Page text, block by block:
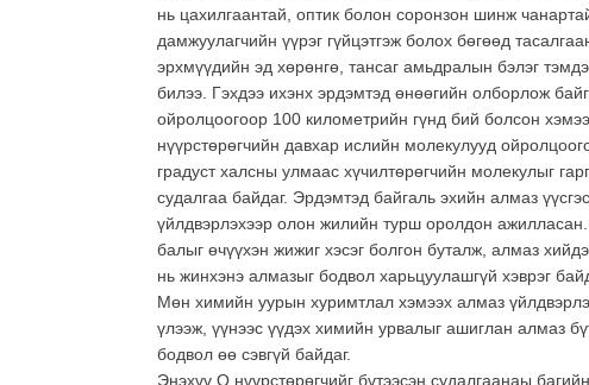
нь цахилгаантай, оптик болон соронзон шинж
дамжуулагчийн үүрэг гүйцэтгэж болох бөгөөд
эрхмүүдийн эд хөрөнгө, тансаг амьдралын бэлэг
билээ. Гэхдээ ихэнх эрдэмтэд өнөөгийн олборлож
ойролцоогоор 100 километрийн гүнд бий болсон
нүүрстөрөгчийн давхар ислийн молекулууд
градуст халсны улмаас хүчилтөрөгчийн молекулыг
судалгаа байдаг. Эрдэмтэд байгаль эхийн алмаз
үйлдвэрлэхээр олон жилийн турш оролдон
балыг өчүүхэн жижиг хэсэг болгон буталж, алмаз
нь жинхэнэ алмазыг бодвол харьцуулашгүй хэврэг
Мөн химийн уурын хуримтлал хэмээх алмаз
үлээж, үүнээс үүдэх химийн урвалыг ашиглан алмаз
бодвол өө сэвгүй байдаг.
Энэхүү Q нүүрстөрөгчийг бүтээсэн судалгаанаы